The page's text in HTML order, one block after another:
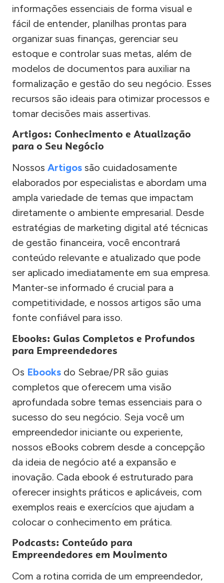
informações essenciais de forma visual e
fácil de entender, planilhas prontas para
organizar suas finanças, gerenciar seu
estoque e controlar suas metas, além de
modelos de documentos para auxiliar na
formalização e gestão do seu negócio. Esses
recursos são ideais para otimizar processos e
tomar decisões mais assertivas.
Artigos: Conhecimento e Atualização
para o Seu Negócio
Nossos Artigos são cuidadosamente
elaborados por especialistas e abordam uma
ampla variedade de temas que impactam
diretamente o ambiente empresarial. Desde
estratégias de marketing digital até técnicas
de gestão financeira, você encontrará
conteúdo relevante e atualizado que pode
ser aplicado imediatamente em sua empresa.
Manter-se informado é crucial para a
competitividade, e nossos artigos são uma
fonte confiável para isso.
Ebooks: Guias Completos e Profundos
para Empreendedores
Os Ebooks do Sebrae/PR são guias
completos que oferecem uma visão
aprofundada sobre temas essenciais para o
sucesso do seu negócio. Seja você um
empreendedor iniciante ou experiente,
nossos eBooks cobrem desde a concepção
da ideia de negócio até a expansão e
inovação. Cada ebook é estruturado para
oferecer insights práticos e aplicáveis, com
exemplos reais e exercícios que ajudam a
colocar o conhecimento em prática.
Podcasts: Conteúdo para
Empreendedores em Movimento
Com a rotina corrida de um empreendedor,